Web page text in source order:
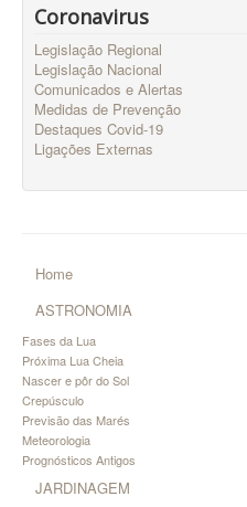
Coronavirus
Legislação Regional
Legislação Nacional
Comunicados e Alertas
Medidas de Prevenção
Destaques Covid-19
Ligações Externas
Home
ASTRONOMIA
Fases da Lua
Próxima Lua Cheia
Nascer e pôr do Sol
Crepúsculo
Previsão das Marés
Meteorologia
Prognósticos Antigos
JARDINAGEM